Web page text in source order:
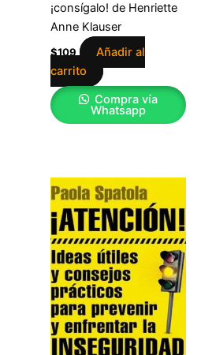
¡consígalo! de Henriette
Anne Klauser
$109
Añadir al
carrito
Compra vía
Whatsapp